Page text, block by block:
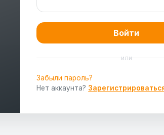
Войти
или
Забыли пароль?
Нет аккаунта?